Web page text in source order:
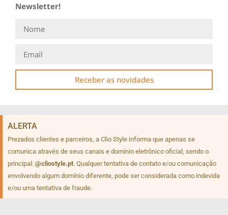
Newsletter!
Receber as novidades
ALERTA
Prezados clientes e parceiros, a Clio Style informa que apenas se
comunica através de seus canais e domínio eletrônico oficial, sendo o
principal: @cliostyle.pt. Qualquer tentativa de contato e/ou comunicação
envolvendo algum domínio diferente, pode ser considerada como indevida
e/ou uma tentativa de fraude.